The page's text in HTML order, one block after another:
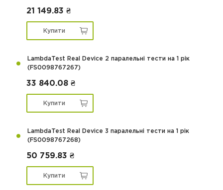
21 149.83 ₴
Купити
LambdaTest Real Device 2 паралельні тести на 1 рік
(FS0098767267)
33 840.08 ₴
Купити
LambdaTest Real Device 3 паралельні тести на 1 рік
(FS0098767268)
50 759.83 ₴
Купити